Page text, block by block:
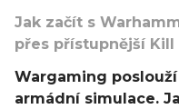
Jak začít s
přes přístupnější Kill
Wargaming
armádní simulace.